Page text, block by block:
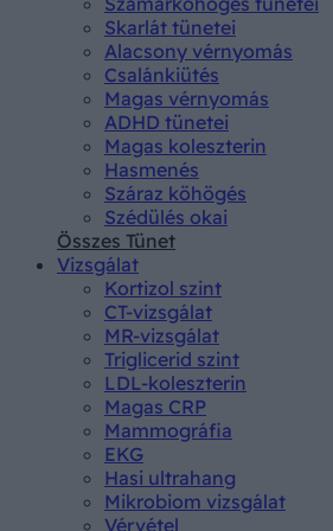
Skarlát tünetei
Alacsony vérnyomás
Csalánkiütés
Magas vérnyomás
ADHD tünetei
Magas koleszterin
Hasmenés
Száraz köhögés
Szédülés okai
Összes Tünet
Vizsgálat
Kortizol szint
CT-vizsgálat
MR-vizsgálat
Triglicerid szint
LDL-koleszterin
Magas CRP
Mammográfia
EKG
Hasi ultrahang
Mikrobiom vizsgálat
Vérvétel